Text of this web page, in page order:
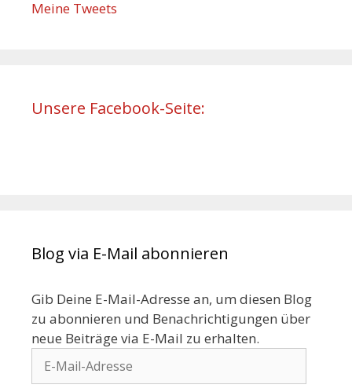
Meine Tweets
Unsere Facebook-Seite:
Blog via E-Mail abonnieren
Gib Deine E-Mail-Adresse an, um diesen Blog
zu abonnieren und Benachrichtigungen über
neue Beiträge via E-Mail zu erhalten.